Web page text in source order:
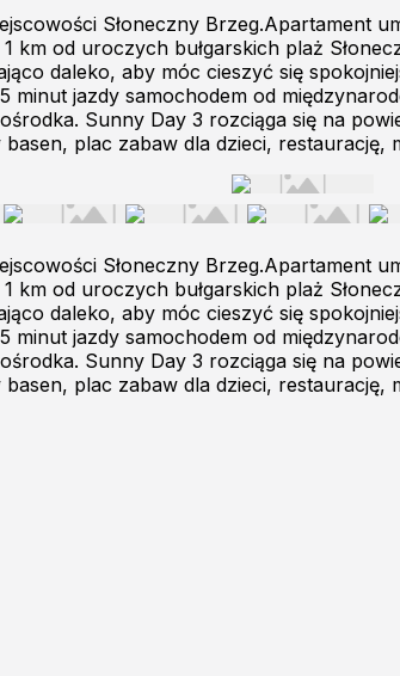
Słoneczny Brzeg.Apartament
km od uroczych bułgarskich plaż
daleko, aby móc cieszyć się
minut jazdy samochodem od
Sunny Day 3 rozciąga się na
plac zabaw dla dzieci,
Słoneczny Brzeg.Apartament
km od uroczych bułgarskich plaż
daleko, aby móc cieszyć się
minut jazdy samochodem od
Sunny Day 3 rozciąga się na
plac zabaw dla dzieci,